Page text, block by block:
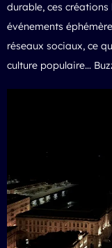
durable, ces
événements
réseaux sociaux, ce
culture populaire…